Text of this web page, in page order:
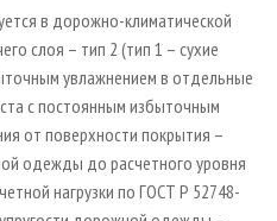
в дорожно-климатической
слоя – тип 2 (тип 1 – сухие
увлажнением в отдельные
с постоянным избыточным
от поверхности покрытия –
одежды до расчетного уровня
нагрузки по ГОСТ Р 52748-